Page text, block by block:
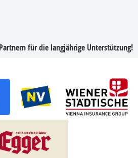
für die langjährige Unterstützung!